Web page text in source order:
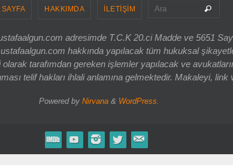
HAKKIMDA İLETİŞİM Ara
adresimde T.C.K 20.ci Madde ve 5651
hakkında yapılacak tüm hukuksal
tarafımdan gereken işlemler yapılacak ve
telif hakları ihlali anlamına gelmektedir. Makaleyi,
Powered by Nirvana& WordPress.